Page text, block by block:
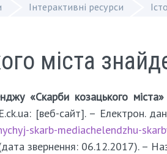
Інтерактивні ресурси
міста
«Скарби козацького
[веб-сайт]. – Електрон.
skarb-mediachelendzhu-
(дата звернення: 06.12.2017). –